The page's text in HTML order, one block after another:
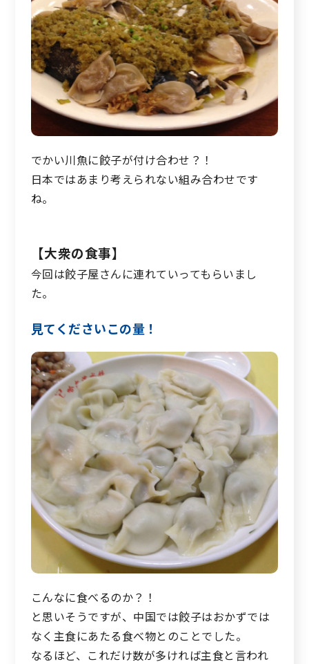
でかい川魚に餃子が付け合わせ？！
日本ではあまり考えられない組み合わせです
ね。
【大衆の食事】
今回は餃子屋さんに連れていってもらいまし
た。
見てくださいこの量！
こんなに食べるのか？！
と思いそうですが、中国では餃子はおかずでは
なく主食にあたる食べ物とのことでした。
なるほど、これだけ数が多ければ主食と言われ